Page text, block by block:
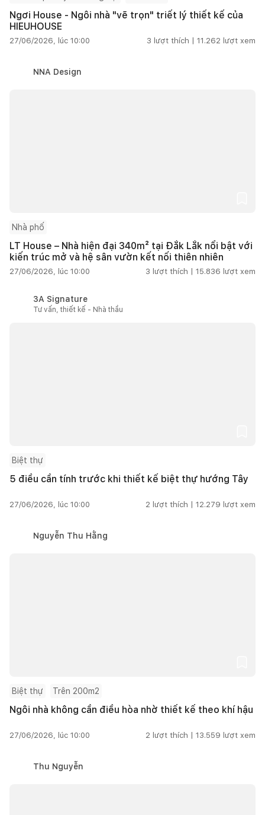
Ngơi House - Ngôi nhà "vẽ trọn" triết lý thiết kế của
HIEUHOUSE
27/06/2026, lúc 10:00 3 lượt thích | 11.262 lượt xem
NNA Design
Nhà phố
LT House – Nhà hiện đại 340m² tại Đắk Lắk nổi bật với
kiến trúc mở và hệ sân vườn kết nối thiên nhiên
27/06/2026, lúc 10:00 3 lượt thích | 15.836 lượt xem
3A Signature
Tư vấn, thiết kế - Nhà thầu
Biệt thự
5 điều cần tính trước khi thiết kế biệt thự hướng Tây
27/06/2026, lúc 10:00 2 lượt thích | 12.279 lượt xem
Nguyễn Thu Hằng
Biệt thự Trên 200m2
Ngôi nhà không cần điều hòa nhờ thiết kế theo khí hậu
27/06/2026, lúc 10:00 2 lượt thích | 13.559 lượt xem
Thu Nguyễn